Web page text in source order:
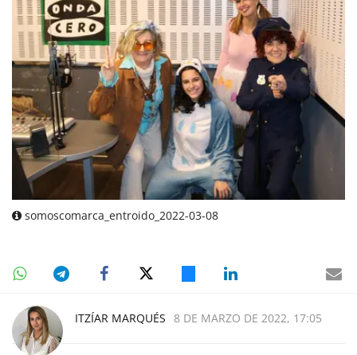
somoscomarca_entroido_2022-03-08
ITZÍAR MARQUÉS 8 DE MARZO DE 2022, 17:05